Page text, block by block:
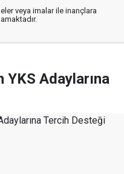
veya imalar ile inançlara
Adaylarına